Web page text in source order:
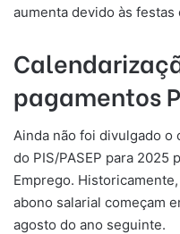
aumenta devido às festas
pagamentos
Ainda não foi divulgado o
do PIS/PASEP para 2025
Emprego.
abono salarial começam
agosto do ano seguinte.